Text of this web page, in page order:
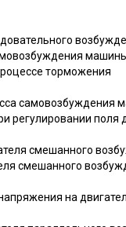
торможения
самовозбуждения
регулировании
смешанного
смешанного
на